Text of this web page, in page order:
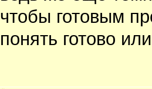
чтобы готовым
понять готово